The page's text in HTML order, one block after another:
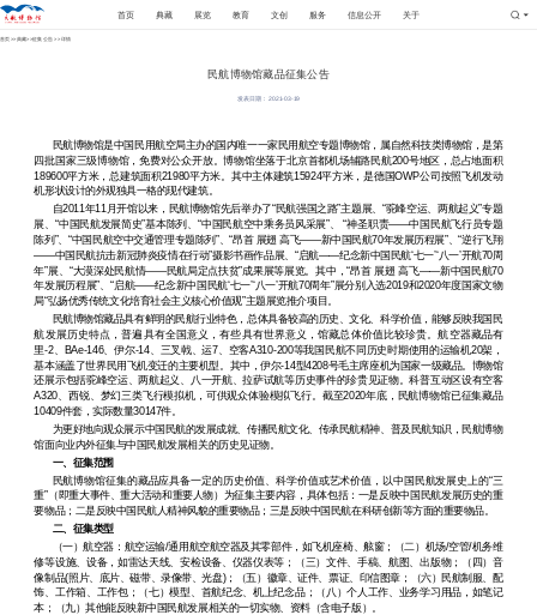
首页 典藏 展览 教育 文创 服务 信息公开 关于
首页 >> 典藏>>征集公告 >> 详情
民航博物馆藏品征集公告
发表日期： 2021-03-19
民航博物馆是中国民用航空局主办的国内唯一一家民用航空专题博物馆，属自然科技类博物馆，是第
四批国家三级博物馆，免费对公众开放。博物馆坐落于北京首都机场辅路民航200号地区，总占地面积
189600平方米，总建筑面积21980平方米。其中主体建筑15924平方米，是德国OWP公司按照飞机发动
机形状设计的外观独具一格的现代建筑。
自2011年11月开馆以来，民航博物馆先后举办了“民航强国之路”主题展、“驼峰空运、两航起义”专题
展、“中国民航发展简史”基本陈列、“中国民航空中乘务员风采展”、 “神圣职责——中国民航飞行员专题
陈列”、“中国民航空中交通管理专题陈列”、“昂首 展翅 高飞——新中国民航70年发展历程展”、“逆行飞翔
——中国民航抗击新冠肺炎疫情在行动”摄影书画作品展、“启航——纪念新中国民航‘七一’‘八一’开航70周
年”展、“大漠深处民航情——民航局定点扶贫”成果展等展览。其中，“昂首 展翅 高飞——新中国民航70
年发展历程展”、“启航——纪念新中国民航‘七一’‘八一’开航70周年”展分别入选2019和2020年度国家文物
局“弘扬优秀传统文化培育社会主义核心价值观”主题展览推介项目。
民航博物馆藏品具有鲜明的民航行业特色，总体具备较高的历史、文化、科学价值，能够反映我国民
航发展历史特点，普遍具有全国意义，有些具有世界意义，馆藏总体价值比较珍贵。航空器藏品有
里-2、 BAe-146、伊尔-14、三叉戟、运7、空客A310-200等我国民航不同历史时期使用的运输机 20架，
基本涵盖了世界民用飞机变迁的主要机型。其中，伊尔-14型4208号毛主席座机为国家一级藏品。博物馆
还展示包括驼峰空运、两航起义、八一开航、拉萨试航等历史事件的珍贵见证物。科普互动区设有空客
A320、西锐、梦幻三类飞行模拟机，可供观众体验模拟飞行。截至2020年底，民航博物馆已征集藏品
10409件套，实际数量30147件。
为更好地向观众展示中国民航的发展成就、传播民航文化、传承民航精神、普及民航知识，民航博物
馆面向业内外征集与中国民航发展相关的历史见证物。
一、征集范围
民航博物馆征集的藏品应具备一定的历史价值、科学价值或艺术价值，以中国民航发展史上的“三
重”（即重大事件、重大活动和重要人物）为征集主要内容，具体包括：一是反映中国民航发展历史的重
要物品；二是反映中国民航人精神风貌的重要物品；三是反映中国民航在科研创新等方面的重要物品。
二、征集类型
（一）航空器：航空运输/通用航空航空器及其零部件，如飞机座椅、舷窗；（二）机场/空管/机务维
修等设施、设备，如雷达天线、安检设备、仪器仪表等；（三）文件、手稿、航图、出版物；（四）音
像制品(照片、底片、磁带、录像带、光盘)；（五）徽章、证件、票证、印信图章；（六）民航制服、配
饰、工作箱、工作包；（七）模型、首航纪念、机上纪念品；（八）个人工作、业务学习用品，如笔记
本；（九）其他能反映新中国民航发展相关的一切实物、资料（含电子版）。